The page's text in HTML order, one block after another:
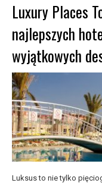
Luxury Places
najlepszych
wyjątkowych
Luksus to nie tylko